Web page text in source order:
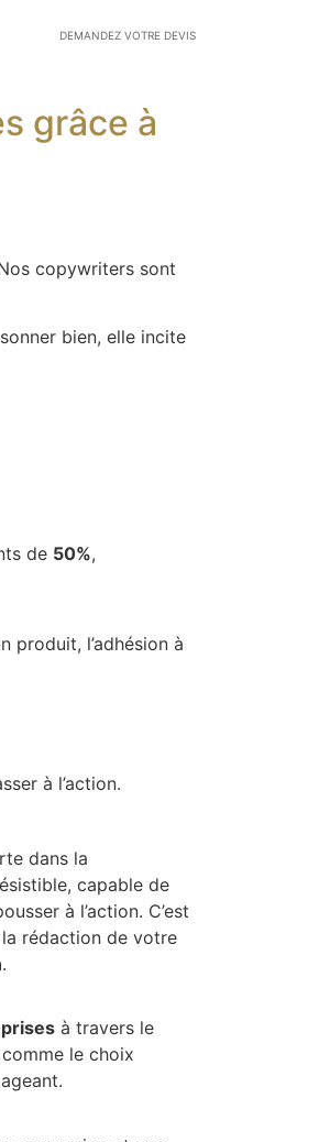
DEMANDEZ VOTRE DEVIS
grâce à
copywriters sont
bien, elle incite
de 50%,
produit, l’adhésion à
à l’action.
dans la
capable de
à l’action. C’est
rédaction de votre
.
à travers le
le choix